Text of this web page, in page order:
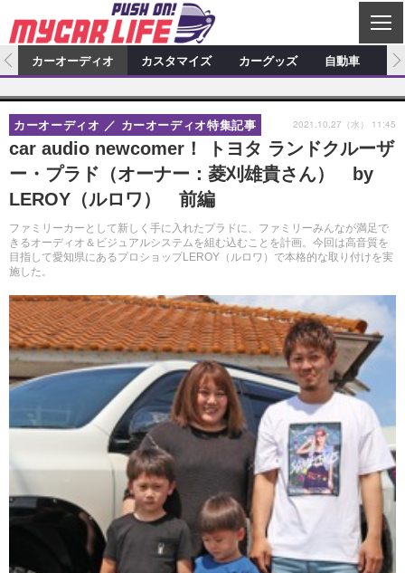
C
L
S
E
カーオーディオ
特集記事 新製品情報
プロショップ検索 ショップ訪問記
カーオーディオニュース デモカー製作記
その他
カスタマイズ
カスタマイズ特集記事 カスタマイズ新製品情報
カスタマイズニュース
カーグッズ
カーグッズ特集記事 カーグッズ新製品情報
カーグッズニュース
自動車
スクープ
カーオーディオ カスタマイズ カーグッズ 自動車
car audio newcomer！ トヨタ ランドクルーザ
ー・プラド（オーナー：菱刈雄貴さん） by
LEROY（ルロワ） 前編
ファミリーカーとして新しく手に入れたプラドに、ファミリーみんなが満足で
きるオーディオ＆ビジュアルシステムを組む込むことを計画。今回は高音質を
目指して愛知県にあるプロショップLEROY（ルロワ）で本格的な取り付けを実
施した。
カーオーディオ カーオーディオ特集記事 2021.10.27（水） 11:45